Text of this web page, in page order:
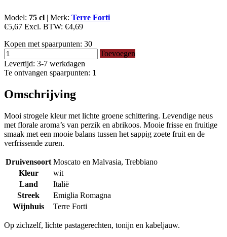
Model: 75 cl | Merk: Terre Forti
€5,67 Excl. BTW: €4,69
Kopen met spaarpunten: 30
Toevoegen
Levertijd: 3-7 werkdagen
Te ontvangen spaarpunten: 1
Omschrijving
Mooi strogele kleur met lichte groene schittering. Levendige neus
met florale aroma’s van perzik en abrikoos. Mooie frisse en fruitige
smaak met een mooie balans tussen het sappig zoete fruit en de
verfrissende zuren.
Druivensoort Moscato en Malvasia, Trebbiano
Kleur
wit
Land
Italië
Streek
Emiglia Romagna
Wijnhuis
Terre Forti
Op zichzelf, lichte pastagerechten, tonijn en kabeljauw.